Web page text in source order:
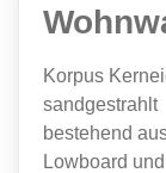
Korpus
sandgestrahlt
bestehend
Lowboard